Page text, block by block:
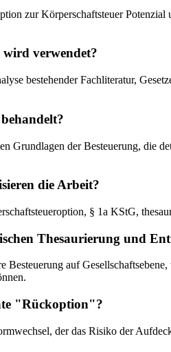
zur Körperschaftsteuer
wird verwendet?
bestehender Fachliteratur,
Grundlagen der Besteuerung, die
die Arbeit?
§ 1a KStG,
Thesaurierung und
Besteuerung auf
"Rückoption"?
der das Risiko der